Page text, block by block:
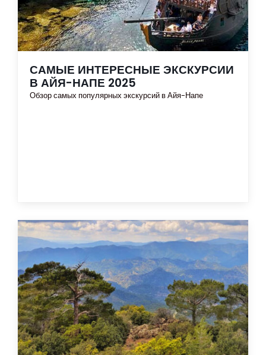
САМЫЕ ИНТЕРЕСНЫЕ ЭКСКУРСИИ
В АЙЯ-НАПЕ 2025
Обзор самых популярных экскурсий в Айя-Напе